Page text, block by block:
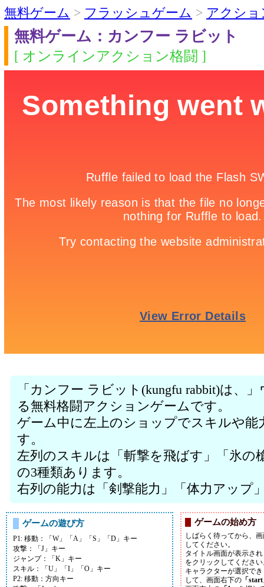
無料ゲーム > フラッシュゲーム > アクショ
無料ゲーム：カンフー ラビット
[ オンラインアクション格闘 ]
「カンフー ラビット(kungfu rabbit)は、
る無料格闘アクションゲームです。
ゲーム中に左上のショップでスキルや能
す。
左列のスキルは「斬撃を飛ばす」「氷の
の3種類あります。
右列の能力は「剣撃能力」「体力アップ
ゲームの遊び方
P1: 移動：「W」「A」「S」「D」キー
攻撃：「J」キー
ジャンプ：「K」キー
スキル：「U」「I」「O」キー
P2: 移動：方向キー
ゲームの始め方
しばらく待ってから、
してください。
タイトル画面が表示さ
をクリックしてくださ
キャラクターが選択で
して、画面右下の 「